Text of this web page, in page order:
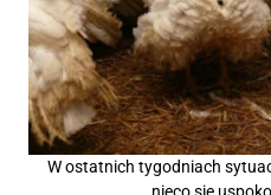
W ostatnich tygodniach
nieco się